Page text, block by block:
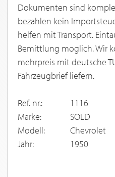
Dokumenten sind
bezahlen kein
helfen mit Transport.
Bemittlung moglich. Wir
mehrpreis mit deutsche
Fahrzeugbrief liefern.
Ref. nr.:
1116
Marke:
SOLD
Modell:
Chevrolet
Jahr:
1950